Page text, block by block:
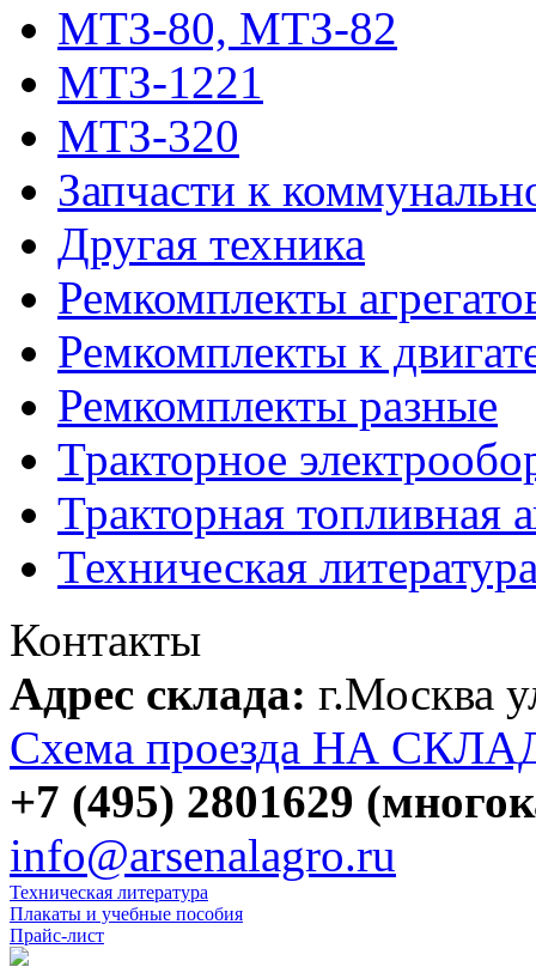
МТЗ-80, МТЗ-82
МТЗ-1221
МТЗ-320
Запчасти к
Другая техника
Ремкомплекты
Ремкомплекты к
Ремкомплекты разные
Тракторное
Тракторная топливная
Техническая
Контакты
Адрес склада: г.Москва
Схема проезда НА
+7 (495) 2801629
info@arsenalagro.ru
Техническая литература
Плакаты и учебные пособия
Прайс-лист